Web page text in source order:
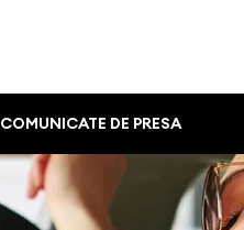
COMUNICATE DE PRESA